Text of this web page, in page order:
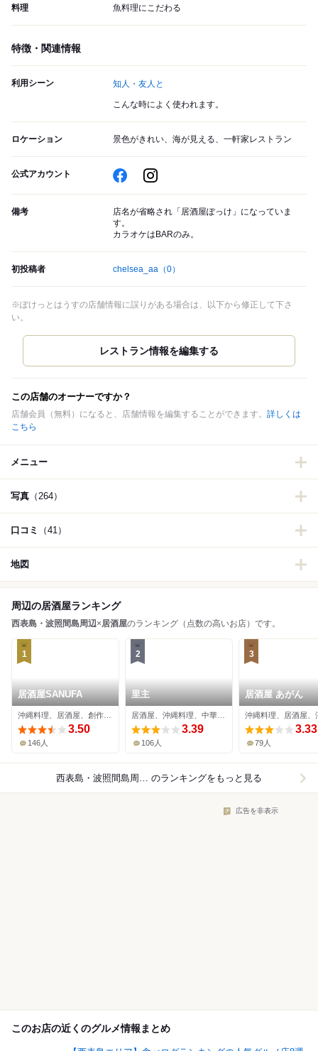
料理 魚料理にこだわる
特徴・関連情報
利用シーン 知人・友人と
こんな時によく使われます。
ロケーション 景色がきれい、海が見える、一軒家レストラン
公式アカウント
備考
店名が省略され「居酒屋ぽっけ」になっていま
す。
カラオケはBARのみ。
初投稿者 chelsea_aa （0）
※ぽけっとはうすの店舗情報に誤りがある場合は、以下から修正して下さ
い。
この店舗のオーナーですか？
店舗会員（無料）になると、店舗情報を編集することができます。 詳しくは
こちら
メニュー
写真 （264）
口コミ （41）
地図
周辺の居酒屋ランキング
西表島・波照間島周辺×居酒屋のランキング（点数の高いお店）です。
1
居酒屋SANUFA
3.50
146人
2
里主
3.39
106人
3
居酒屋 あがん
3.33
79人
西表島・波照間島周辺×居酒屋 のランキングをもっと見る
広告を非表示
このお店の近くのグルメ情報まとめ